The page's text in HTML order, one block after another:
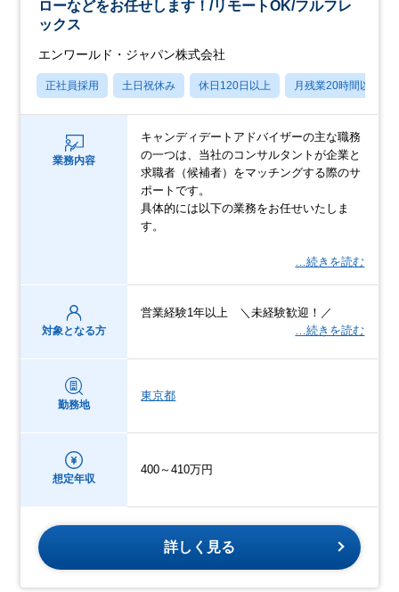
ローなどをお任せします！/リモートOK/フルフレ
ックス
エンワールド・ジャパン株式会社
正社員採用 土日祝休み 休日120日以上 月残業20時間以内
業務内容
キャンディデートアドバイザーの主な職務
の一つは、当社のコンサルタントが企業と
求職者（候補者）をマッチングする際のサ
ポートです。
具体的には以下の業務をお任せいたしま
す。
…続きを読む
対象となる方
営業経験1年以上 ＼未経験歓迎！／
…続きを読む
勤務地
東京都
想定年収
400～410万円
詳しく見る